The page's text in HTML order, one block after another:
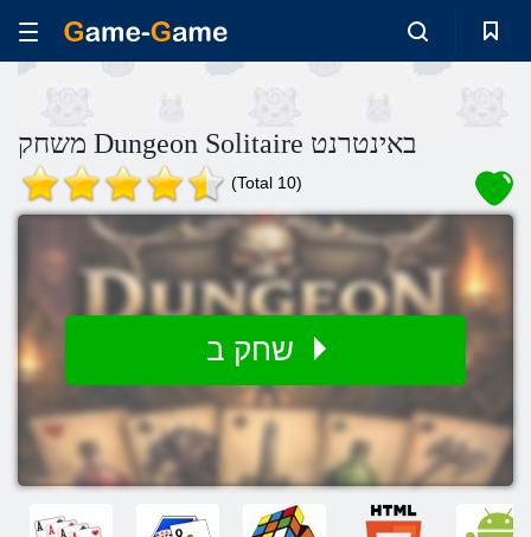
משחק Dungeon Solitaire באינטרנט
(Total 10)